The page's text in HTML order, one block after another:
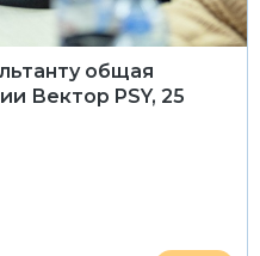
общая
Вектор PSY, 25